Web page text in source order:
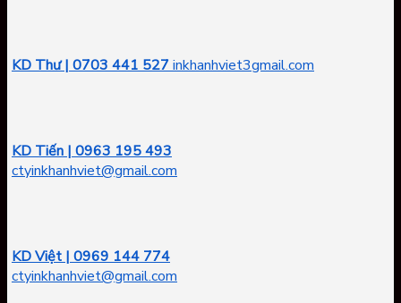
KD Thư | 0703 441 527inkhanhviet3gmail.com
KD Tiến | 0963 195 493
ctyinkhanhviet@gmail.com
KD Việt | 0969 144 774
ctyinkhanhviet@gmail.com